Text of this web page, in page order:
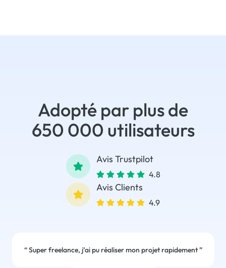
Adopté par plus de
650 000 utilisateurs
Avis Trustpilot
4.8
Avis Clients
4.9
“Super freelance, j’ai pu réaliser mon projet rapidement”